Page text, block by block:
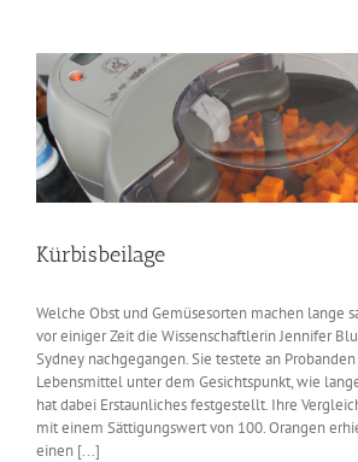
Kürbisbeilage
Welche Obst und Gemüsesorten machen lange
vor einiger Zeit die Wissenschaftlerin Jennifer
Sydney nachgegangen. Sie testete an
Lebensmittel unter dem Gesichtspunkt, wie
hat dabei Erstaunliches festgestellt. Ihre
mit einem Sättigungswert von 100. Orangen
einen [...]